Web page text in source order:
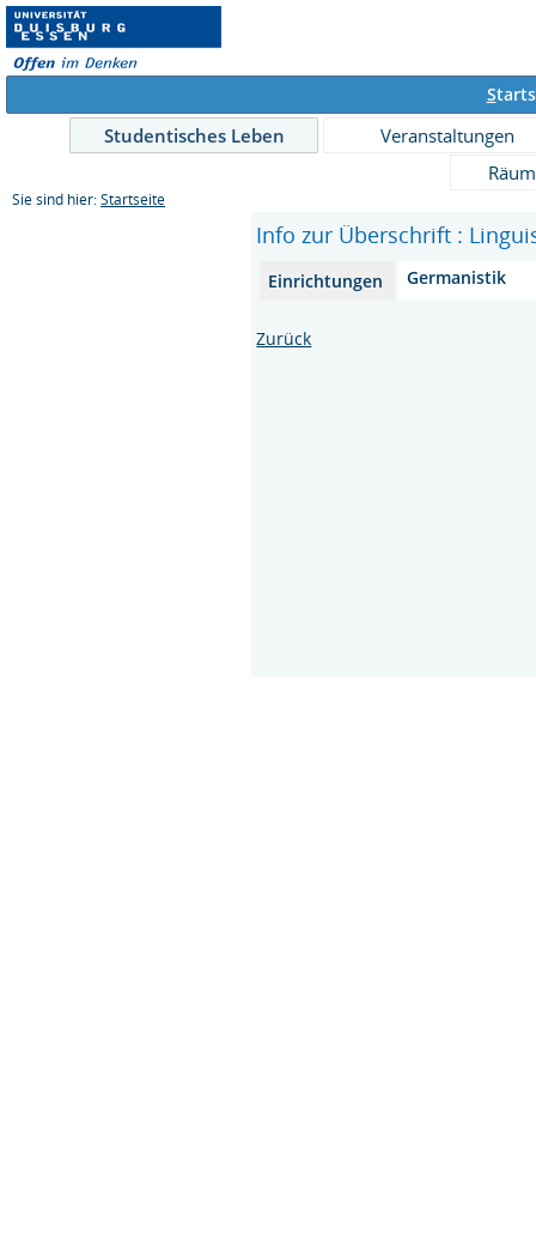
S
Studentisches Leben
Veranstaltungen
Sie sind hier: Startseite
Info zur Überschrift :
Einrichtungen Germanistik
Zurück